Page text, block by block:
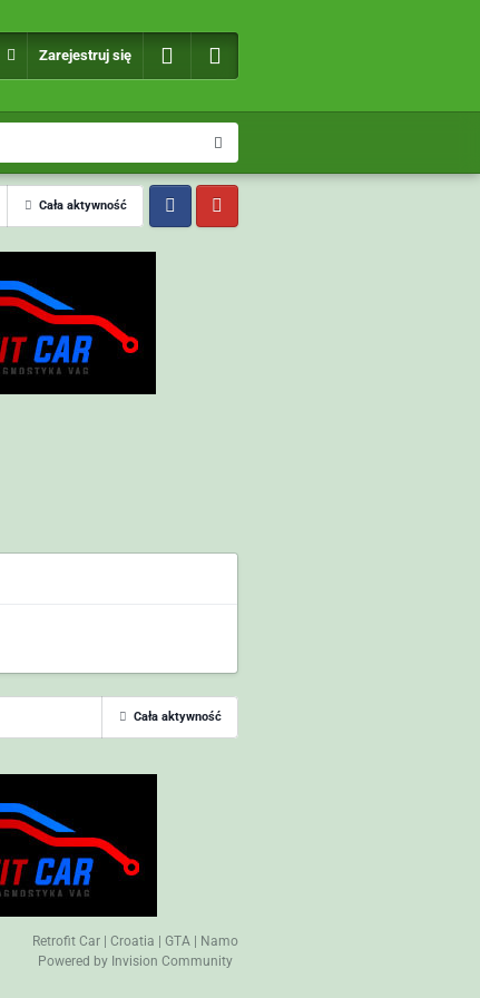
Zarejestruj się
Cała aktywność
Cała aktywność
Retrofit Car |Croatia |GTA
Namo
Powered by Invision Community